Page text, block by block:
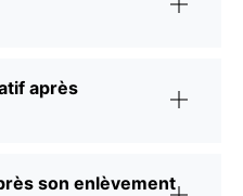
après
son enlèvement